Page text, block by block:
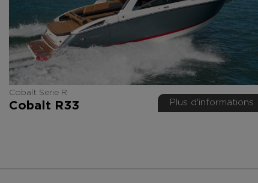
Cobalt Serie R
Cobalt R33 Plus d'informations